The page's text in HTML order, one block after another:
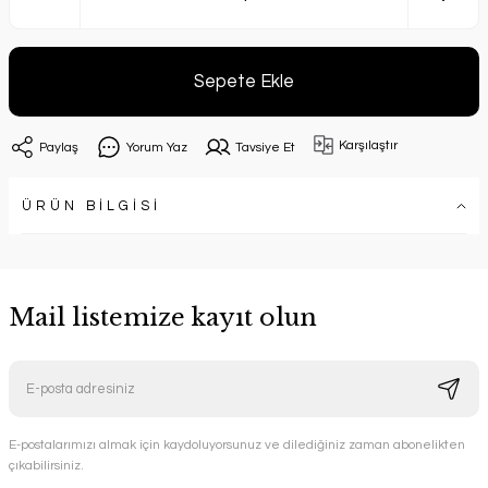
Sepete Ekle
Paylaş Yorum Yaz Tavsiye Et Karşılaştır
ÜRÜN BİLGİSİ
Mail listemize kayıt olun
E-postalarımızı almak için kaydoluyorsunuz ve dilediğiniz zaman abonelikten
çıkabilirsiniz.